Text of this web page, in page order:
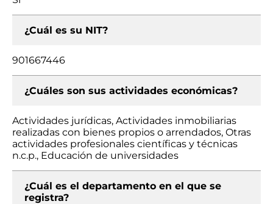
¿Cuál es su NIT?
901667446
¿Cuáles son sus actividades económicas?
Actividades jurídicas, Actividades inmobiliarias
realizadas con bienes propios o arrendados, Otras
actividades profesionales científicas y técnicas
n.c.p., Educación de universidades
¿Cuál es el departamento en el que se
registra?